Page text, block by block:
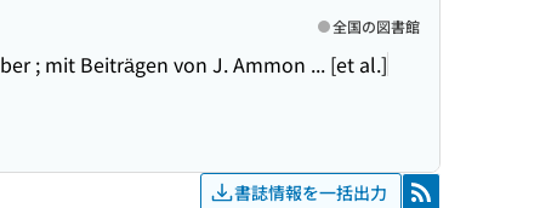
; mit Beiträgen von J. Ammon ... [et al.]
全国の図書館
書誌情報を一括出力